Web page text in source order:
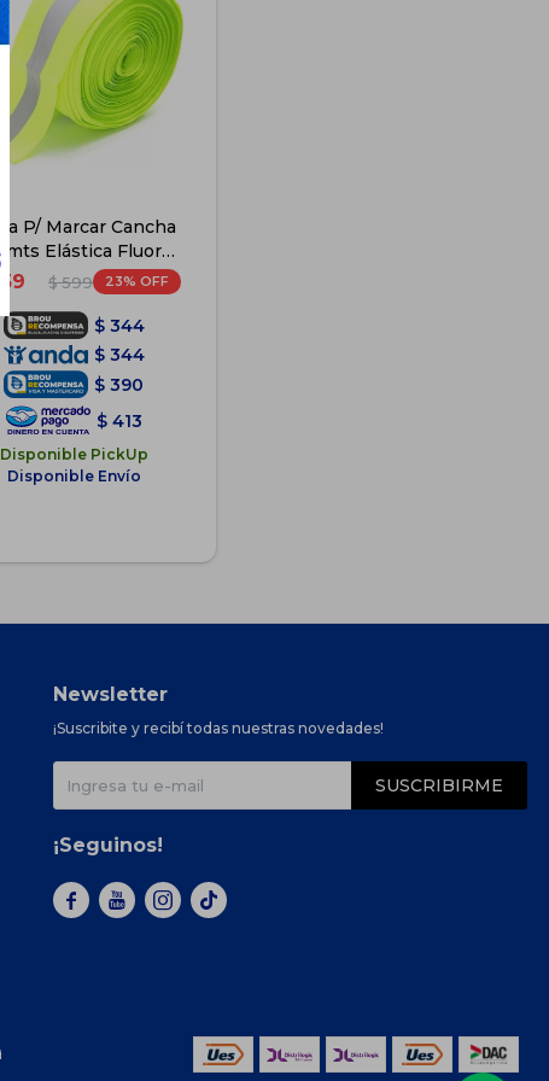
P/ Marcar Cancha
Elástica Fluor
noche - Amarillo
$ 599 23
$ 344
$ 344
$ 390
$ 413
Disponible PickUp
Disponible Envío
Newsletter
¡Suscribite y recibí todas nuestras novedades!
SUSCRIBIRME
¡Seguinos!
  